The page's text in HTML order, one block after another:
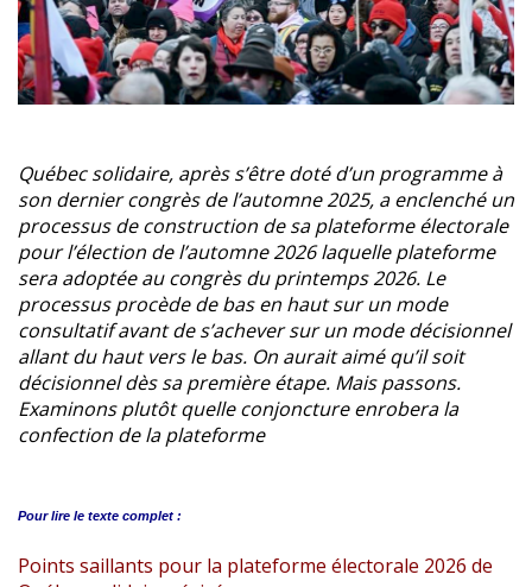
Québec solidaire, après s’être doté d’un programme à
son dernier congrès de l’automne 2025, a enclenché un
processus de construction de sa plateforme électorale
pour l’élection de l’automne 2026 laquelle plateforme
sera adoptée au congrès du printemps 2026. Le
processus procède de bas en haut sur un mode
consultatif avant de s’achever sur un mode décisionnel
allant du haut vers le bas. On aurait aimé qu’il soit
décisionnel dès sa première étape. Mais passons.
Examinons plutôt quelle conjoncture enrobera la
confection de la plateforme
Pour lire le texte complet :
Points saillants pour la plateforme électorale 2026 de